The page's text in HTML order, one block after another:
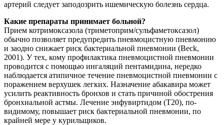
артерий следует заподозрить ишемическую болезнь сердца.
Какие препараты принимает больной?
Прием котримоксазола (триметоприм/сульфаметоксазол)
обычно позволяет предупредить пневмоцистную пневмонию
и заодно снижает риск бактериальной пневмонии (Beck,
2001). У тех, кому профилактика пневмоцистной пневмонии
проводится с помощью ингаляций пентамидина, нередко
наблюдается атипичное течение пневмоцистной пневмонии с
поражением верхушек легких. Назначение абакавира может
усилить реактивность бронхов и стать причиной обострения
бронхиальной астмы. Лечение энфувиртидом (T20), по-
видимому, повышает риск бактериальной пневмонии, по
крайней мере у курильщиков.